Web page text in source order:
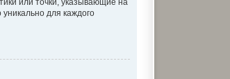
для каждого